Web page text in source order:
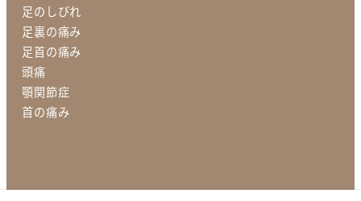
足のしびれ
足裏の痛み
足首の痛み
頭痛
顎関節症
首の痛み